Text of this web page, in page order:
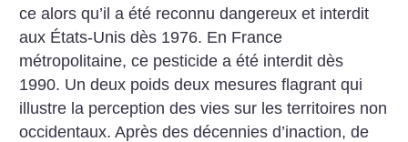
ce alors qu’il a été reconnu dangereux et interdit
aux États-Unis dès 1976. En France
métropolitaine, ce pesticide a été interdit dès
1990. Un deux poids deux mesures flagrant qui
illustre la perception des vies sur les territoires non
occidentaux. Après des décennies d’inaction, de